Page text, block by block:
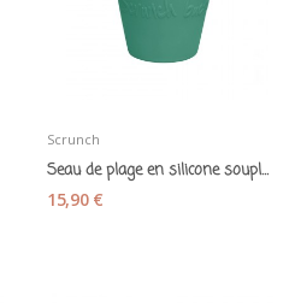
Scrunch
Seau de plage en silicone souple "Scrunch menthe"
15,90 €